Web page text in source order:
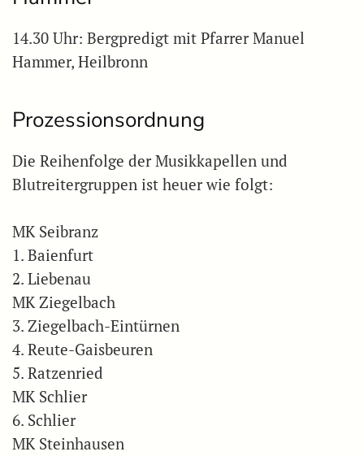
14.30 Uhr: Bergpredigt mit Pfarrer Manuel
Hammer, Heilbronn
Prozessionsordnung
Die Reihenfolge der Musikkapellen und
Blutreitergruppen ist heuer wie folgt:
MK Seibranz
1. Baienfurt
2. Liebenau
MK Ziegelbach
3. Ziegelbach-Eintürnen
4. Reute-Gaisbeuren
5. Ratzenried
MK Schlier
6. Schlier
MK Steinhausen